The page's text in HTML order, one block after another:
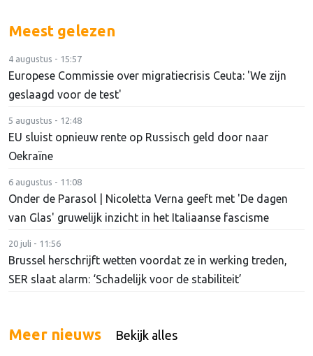
Meest gelezen
4 augustus - 15:57
Europese Commissie over migratiecrisis Ceuta: 'We zijn
geslaagd voor de test'
5 augustus - 12:48
EU sluist opnieuw rente op Russisch geld door naar
Oekraïne
6 augustus - 11:08
Onder de Parasol | Nicoletta Verna geeft met 'De dagen
van Glas' gruwelijk inzicht in het Italiaanse fascisme
20 juli - 11:56
Brussel herschrijft wetten voordat ze in werking treden,
SER slaat alarm: ‘Schadelijk voor de stabiliteit’
Meer nieuws Bekijk alles